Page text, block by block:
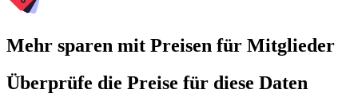
Mehr sparen mit Preisen für Mitglieder
Überprüfe die Preise für diese Daten